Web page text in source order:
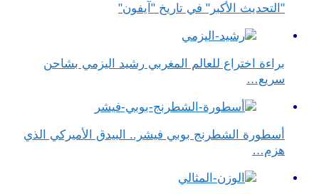
"التحديث الأكبر" في تاريخ "آيفون"
براءة اختراع للعالم المغربي رشيد اليزمي بشاحن
سريع…
أسطورة الشطرنج بوبي فيشر.. البيدق الأميركي الذي
هزم…